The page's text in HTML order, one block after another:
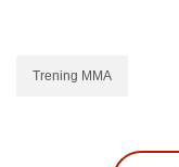
Trening MMA